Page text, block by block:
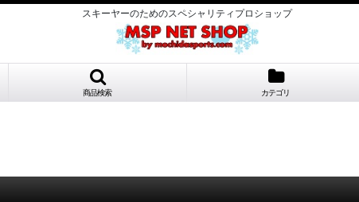
スキーヤーのためのスペシャリティプロショップ
商品検索 カテゴリ